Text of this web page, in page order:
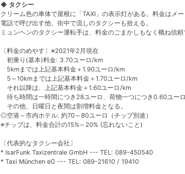
◆ タクシー
クリーム色の車体で屋根に「TAXI」の表示灯がある。料金はメー
電話で呼び出す他、街中で流しのタクシーも拾える。
ミュンヘンのタクシー運転手は、料金のごまかしもなく概ね信頼
〔料金のめやす〕※2021年2月現在
初乗り(基本)料金: 3.70ユーロ/km
5kmまでは上記基本料金＋1.90ユーロ/km
5～10kmまでは上記基本料金＋1.70ユーロ/km
それ以降は、上記基本料金＋1.60ユーロ/km
待ち時間は一時間につき28ユーロ、荷物一つにつき0.60ユーロ
その他、日曜日と夜間は割増料金となる。
◎空港～市内ホテル: 約70～80ユーロ（チップ別途）
※チップは、料金合計の15%～20% (忘れないこと)
〔代表的なタクシー会社〕
* IsarFunk Taxizentrale GmbH --- TEL: 089-450540
* Taxi München eG --- TEL: 089-21610 / 19410